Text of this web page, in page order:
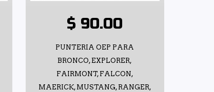
$ 90.00
PUNTERIA OEP PARA
BRONCO, EXPLORER,
FAIRMONT, FALCON,
MAERICK, MUSTANG, RANGER,